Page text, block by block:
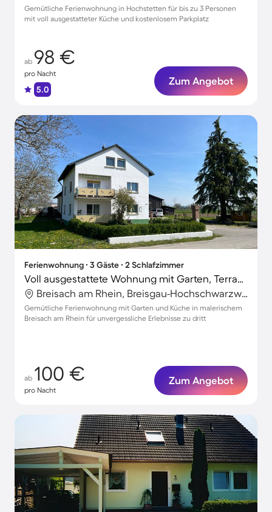
Gemütliche Ferienwohnung in Hochstetten für bis zu 3 Personen
mit voll ausgestatteter Küche und kostenlosem Parkplatz
ab 98 €
pro Nacht
5.0
Zum Angebot
Ferienwohnung ∙ 3 Gäste ∙ 2 Schlafzimmer
Voll ausgestattete Wohnung mit Garten, Terrasse und Grill | Gartenblick
Breisach am Rhein, Breisgau-Hochschwarzwald, Deutschland
Gemütliche Ferienwohnung mit Garten und Küche in malerischem
Breisach am Rhein für unvergessliche Erlebnisse zu dritt
ab 100 €
pro Nacht
Zum Angebot